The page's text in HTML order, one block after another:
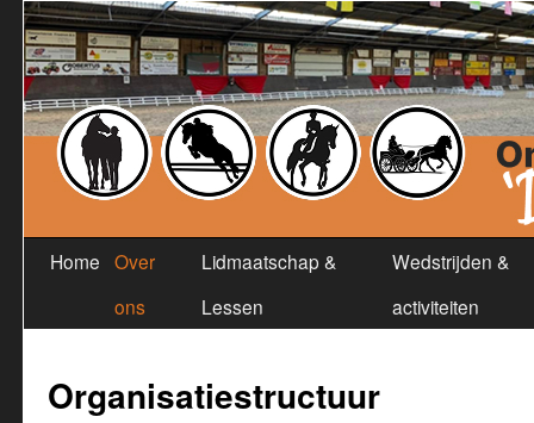
Home Over
ons
Lidmaatschap &
Lessen
Wedstrijden &
activiteiten
Organisatiestructuur